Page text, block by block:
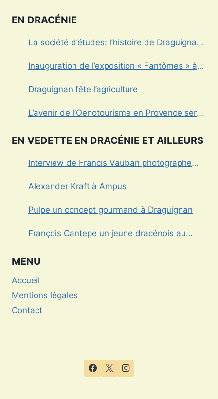
EN DRACÉNIE
La société d’études: l’histoire de Draguignan
Inauguration de l’exposition « Fantômes » à
Draguignan fête l’agriculture
L’avenir de l’Oenotourisme en Provence sera-
EN VEDETTE EN DRACÉNIE ET AILLEURS
Interview de Francis Vauban photographe
Alexander Kraft à Ampus
Pulpe un concept gourmand à Draguignan
François Cantepe un jeune dracénois au
MENU
Accueil
Mentions légales
Contact